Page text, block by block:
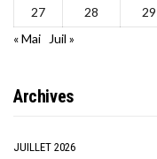
27
28 29
« Mai
Juil »
Archives
JUILLET 2026